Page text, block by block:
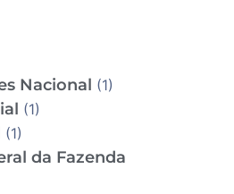
Nacional (1)
(1)
(1)
da Fazenda